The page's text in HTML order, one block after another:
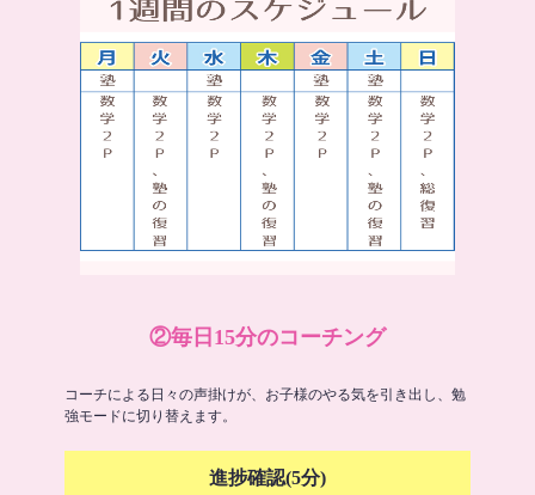
②毎日15分のコーチング
コーチによる日々の声掛けが、お子様のやる気を引き出し、勉
強モードに切り替えます。
進捗確認(5分)